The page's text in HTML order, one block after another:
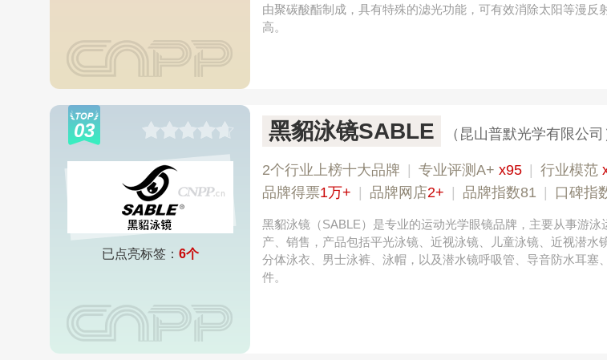
由聚碳酸酯制成，具有特殊的滤光功能，可有效消除太阳等漫反
高。
03
已点亮标签： 6个
黑貂泳镜SABLE （昆山普默光学有限公司
2个行业上榜十大品牌 专业评测A+ x95 行业模范
品牌得票1万+ 品牌网店2+ 品牌指数81 口碑指
黑貂泳镜（SABLE）是专业的运动光学眼镜品牌，主要从事游泳
产、销售，产品包括平光泳镜、近视泳镜、儿童泳镜、近视潜水
分体泳衣、男士泳裤、泳帽，以及潜水镜呼吸管、导音防水耳塞
件。
如鱼得水高端窗帘 4008-2614-88 肯帝亚